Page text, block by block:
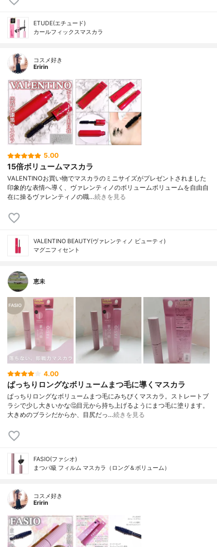
ETUDE(エチュード)
カールフィックスマスカラ
コスメ好き
Eririn
5.00
15倍ボリュームマスカラ
VALENTINOお買い物でマスカラのミニサイズがプレゼントされました
印象的な表情へ導く、ヴァレンティノのボリュームボリュームを自由自
在に操るヴァレンティノの職…続きを見る
VALENTINO BEAUTY(ヴァレンティノ ビューティ)
マグニフィセント
恵未
4.00
ぱっちりロングなボリュームまつ毛に導くマスカラ
ぱっちりロングなボリュームまつ毛にみちびくマスカラ。ストレートブ
ラシで少し大きいかな🤔目元から持ち上げるようにまつ毛に塗ります。
大きめのブラシだからか、目尻だっ…続きを見る
FASIO(ファシオ)
まつパ級 フィルム マスカラ（ロング＆ボリューム）
コスメ好き
Eririn